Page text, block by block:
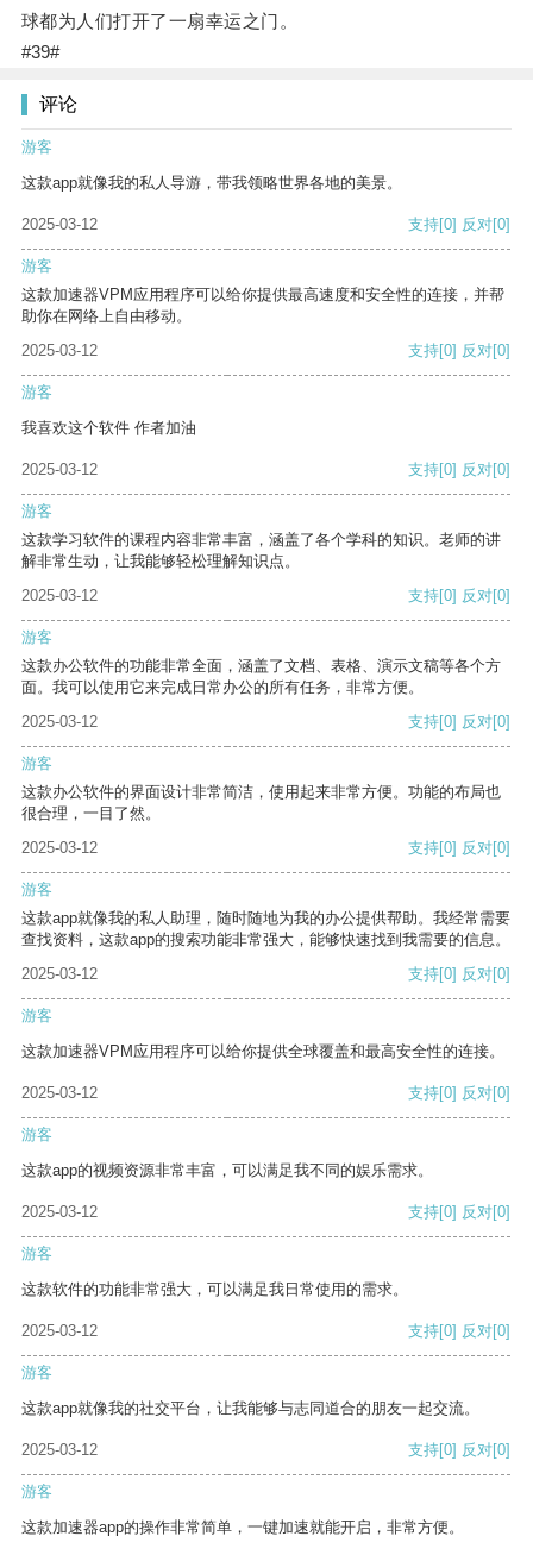
球都为人们打开了一扇幸运之门。
#39#
评论
游客
这款app就像我的私人导游，带我领略世界各地的美景。
2025-03-12 支持[0] 反对[0]
游客
这款加速器VPM应用程序可以给你提供最高速度和安全性的连接，并帮
助你在网络上自由移动。
2025-03-12
支持[0] 反对[0]
游客
我喜欢这个软件 作者加油
2025-03-12 支持[0] 反对[0]
游客
这款学习软件的课程内容非常丰富，涵盖了各个学科的知识。老师的讲
解非常生动，让我能够轻松理解知识点。
2025-03-12
支持[0] 反对[0]
游客
这款办公软件的功能非常全面，涵盖了文档、表格、演示文稿等各个方
面。我可以使用它来完成日常办公的所有任务，非常方便。
2025-03-12
支持[0] 反对[0]
游客
这款办公软件的界面设计非常简洁，使用起来非常方便。功能的布局也
很合理，一目了然。
2025-03-12
支持[0] 反对[0]
游客
这款app就像我的私人助理，随时随地为我的办公提供帮助。我经常需要
查找资料，这款app的搜索功能非常强大，能够快速找到我需要的信息。
2025-03-12
支持[0] 反对[0]
游客
这款加速器VPM应用程序可以给你提供全球覆盖和最高安全性的连接。
2025-03-12 支持[0] 反对[0]
游客
这款app的视频资源非常丰富，可以满足我不同的娱乐需求。
2025-03-12 支持[0] 反对[0]
游客
这款软件的功能非常强大，可以满足我日常使用的需求。
2025-03-12 支持[0] 反对[0]
游客
这款app就像我的社交平台，让我能够与志同道合的朋友一起交流。
2025-03-12 支持[0] 反对[0]
游客
这款加速器app的操作非常简单，一键加速就能开启，非常方便。